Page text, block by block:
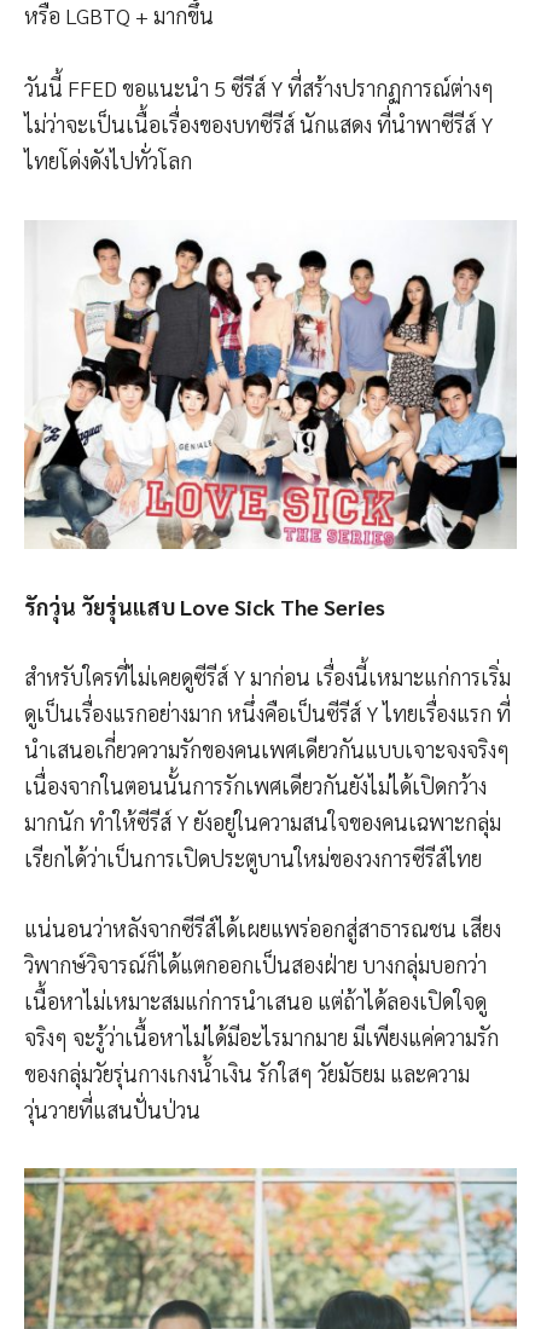
หรือ LGBTQ + มากขึ้น
วันนี้ FFED ขอแนะนำ 5 ซีรีส์ Y ที่สร้างปรากฏการณ์ต่างๆ
ไม่ว่าจะเป็นเนื้อเรื่องของบทซีรีส์ นักแสดง ที่นำพาซีรีส์ Y
ไทยโด่งดังไปทั่วโลก
รักวุ่น วัยรุ่นแสบ Love Sick The Series
สำหรับใครที่ไม่เคยดูซีรีส์ Y มาก่อน เรื่องนี้เหมาะแก่การเริ่ม
ดูเป็นเรื่องแรกอย่างมาก หนึ่งคือเป็นซีรีส์ Y ไทยเรื่องแรก ที่
นำเสนอเกี่ยวความรักของคนเพศเดียวกันแบบเจาะจงจริงๆ
เนื่องจากในตอนนั้นการรักเพศเดียวกันยังไม่ได้เปิดกว้าง
มากนัก ทำให้ซีรีส์ Y ยังอยู่ในความสนใจของคนเฉพาะกลุ่ม
เรียกได้ว่าเป็นการเปิดประตูบานใหม่ของวงการซีรีส์ไทย
แน่นอนว่าหลังจากซีรีส์ได้เผยแพร่ออกสู่สาธารณชน เสียง
วิพากษ์วิจารณ์ก็ได้แตกออกเป็นสองฝ่าย บางกลุ่มบอกว่า
เนื้อหาไม่เหมาะสมแก่การนำเสนอ แต่ถ้าได้ลองเปิดใจดู
จริงๆ จะรู้ว่าเนื้อหาไม่ได้มีอะไรมากมาย มีเพียงแค่ความรัก
ของกลุ่มวัยรุ่นกางเกงน้ำเงิน รักใสๆ วัยมัธยม และความ
วุ่นวายที่แสนปั่นป่วน